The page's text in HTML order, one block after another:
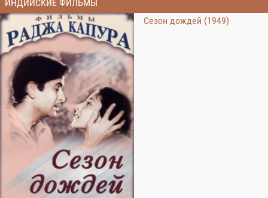
ИНДИЙСКИЕ ФИЛЬМЫ
Сезон дождей (1949)